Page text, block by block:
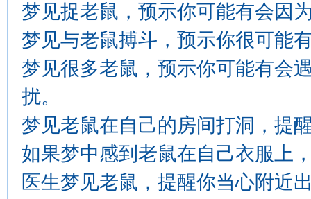
梦见捉老鼠，预示你可能有会因
梦见与老鼠搏斗，预示你很可能
梦见很多老鼠，预示你可能有会
扰。
梦见老鼠在自己的房间打洞，提
如果梦中感到老鼠在自己衣服上
医生梦见老鼠，提醒你当心附近